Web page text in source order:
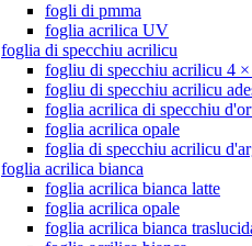
fogli di pmma
foglia acrilica UV
foglia di specchiu acrilicu
fogliu di specchiu acrilicu 4
fogliu di specchiu acrilicu
foglia acrilica di specchiu
foglia acrilica opale
foglia di specchiu acrilicu
foglia acrilica bianca
foglia acrilica bianca latte
foglia acrilica opale
foglia acrilica bianca